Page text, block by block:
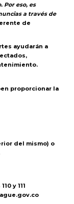
Por eso, es
a través de
de
ayudarán a
proporcionar la
del mismo) o
y 111